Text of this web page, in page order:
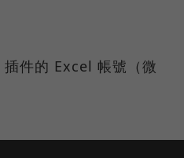
件的 Excel 帳號（微